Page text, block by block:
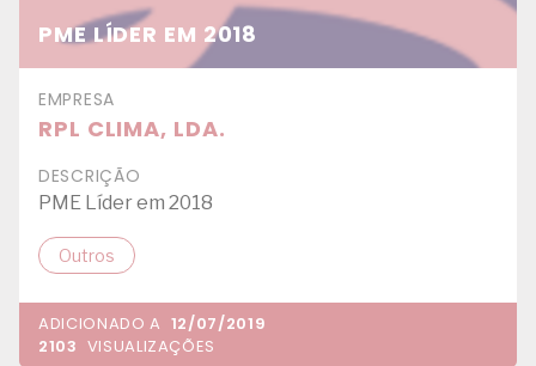
PME LÍDER EM 2018
EMPRESA
RPL CLIMA, LDA.
DESCRIÇÃO
PME Líder em 2018
Outros
ADICIONADO A 12/07/2019
2103 VISUALIZAÇÕES